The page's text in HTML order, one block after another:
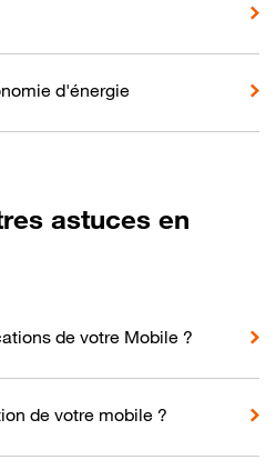
d'énergie
astuces en
de votre Mobile ?
de votre mobile ?